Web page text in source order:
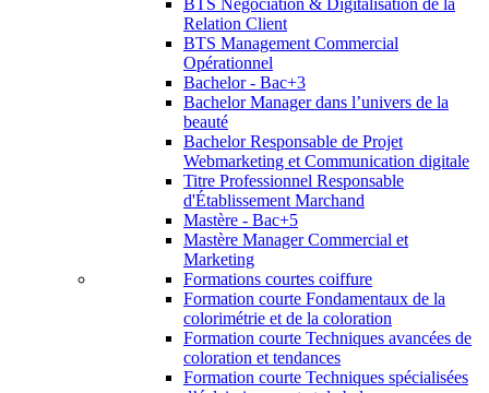
BTS Négociation & Digitalisation de la
Relation Client
BTS Management Commercial
Opérationnel
Bachelor - Bac+3
Bachelor Manager dans l’univers de la
beauté
Bachelor Responsable de Projet
Webmarketing et Communication digitale
Titre Professionnel Responsable
d'Établissement Marchand
Mastère - Bac+5
Mastère Manager Commercial et
Marketing
Formations courtes coiffure
Formation courte Fondamentaux de la
colorimétrie et de la coloration
Formation courte Techniques avancées de
coloration et tendances
Formation courte Techniques spécialisées